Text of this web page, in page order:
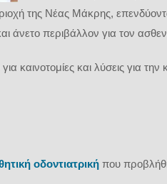
της Νέας Μάκρης,
άνετο περιβάλλον για τον
καινοτομίες και λύσεις για
οδοντιατρική που